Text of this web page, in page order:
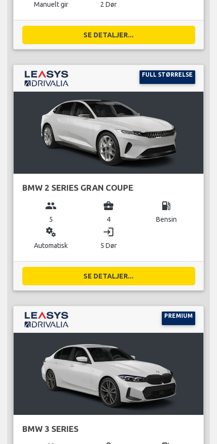
Manuelt gir 2 Dør
SE DETALJER...
FULL STØRRELSE
BMW 2 SERIES GRAN COUPE
group
5
business_center
4
local_gas_station
Bensin
miscellaneous_services
Automatisk
login
5 Dør
SE DETALJER...
PREMIUM
BMW 3 SERIES